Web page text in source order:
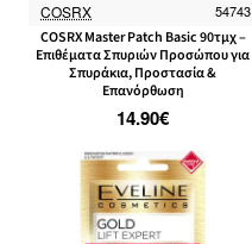
COSRX 54743
COSRX Master Patch Basic 90τμχ –
Επιθέματα Σπυριών Προσώπου για
Σπυράκια, Προστασία &
Επανόρθωση
14.90€